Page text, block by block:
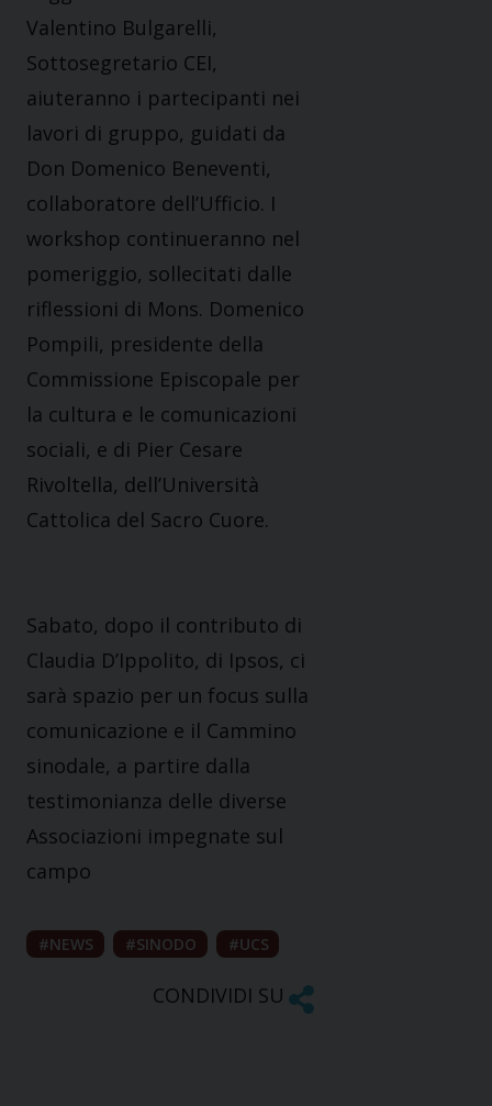
Valentino Bulgarelli,
Sottosegretario CEI,
aiuteranno i partecipanti nei
lavori di gruppo, guidati da
Don Domenico Beneventi,
collaboratore dell’Ufficio. I
workshop continueranno nel
pomeriggio, sollecitati dalle
riflessioni di Mons. Domenico
Pompili, presidente della
Commissione Episcopale per
la cultura e le comunicazioni
sociali, e di Pier Cesare
Rivoltella, dell’Università
Cattolica del Sacro Cuore.
Sabato, dopo il contributo di
Claudia D’Ippolito, di Ipsos, ci
sarà spazio per un focus sulla
comunicazione e il Cammino
sinodale, a partire dalla
testimonianza delle diverse
Associazioni impegnate sul
campo
NEWS SINODO UCS
CONDIVIDI SU